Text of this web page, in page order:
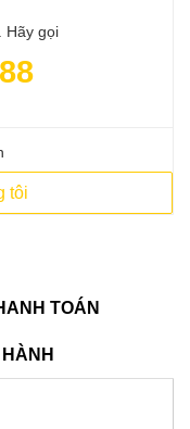
Hãy gọi
tôi
TOÁN